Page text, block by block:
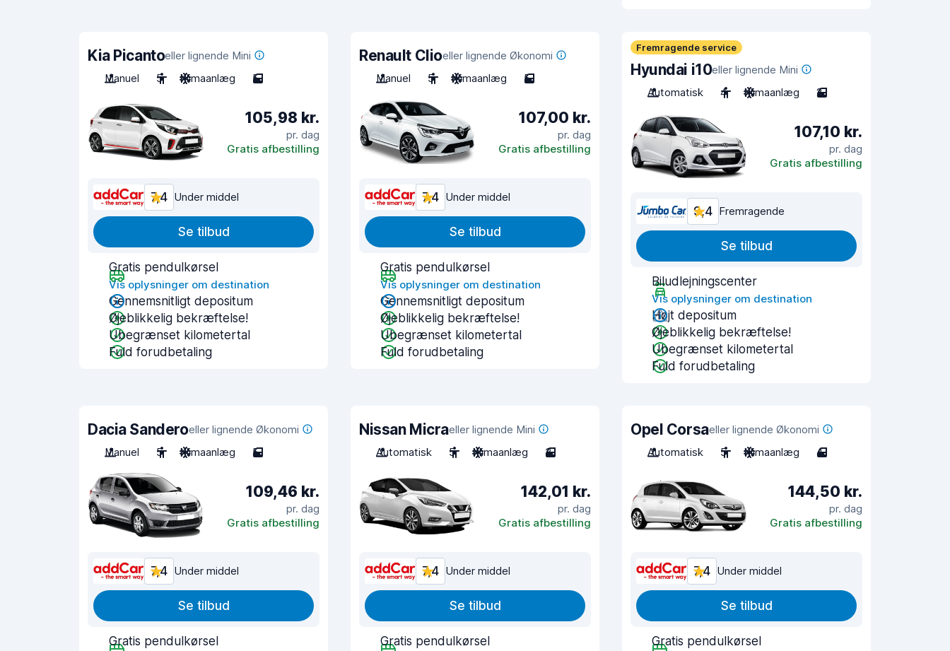
Kia Picantoeller lignende Mini
Manuel
5 Klimaanlæg 5
105,98 kr.
pr. dag
Gratis afbestilling
7,4 Under middel
Se tilbud
Gratis pendulkørsel
Vis oplysninger om destination
Gennemsnitligt depositum
Øjeblikkelig bekræftelse!
Ubegrænset kilometertal
Fuld forudbetaling
Renault Clioeller lignende Økonomi
Manuel
5 Klimaanlæg 5
107,00 kr.
pr. dag
Gratis afbestilling
7,4 Under middel
Se tilbud
Gratis pendulkørsel
Vis oplysninger om destination
Gennemsnitligt depositum
Øjeblikkelig bekræftelse!
Ubegrænset kilometertal
Fuld forudbetaling
Fremragende service
Hyundai i10eller lignende Mini
Automatisk
4 Klimaanlæg 2
107,10 kr.
pr. dag
Gratis afbestilling
9,4 Fremragende
Se tilbud
Biludlejningscenter
Vis oplysninger om destination
Højt depositum
Øjeblikkelig bekræftelse!
Ubegrænset kilometertal
Fuld forudbetaling
Dacia Sanderoeller lignende Økonomi
Manuel
5 Klimaanlæg 5
109,46 kr.
pr. dag
Gratis afbestilling
7,4 Under middel
Se tilbud
Gratis pendulkørsel
Nissan Micraeller lignende Mini
Automatisk
5 Klimaanlæg 3
142,01 kr.
pr. dag
Gratis afbestilling
7,4 Under middel
Se tilbud
Gratis pendulkørsel
Opel Corsaeller lignende Økonomi
Automatisk
5 Klimaanlæg 4
144,50 kr.
pr. dag
Gratis afbestilling
7,4 Under middel
Se tilbud
Gratis pendulkørsel